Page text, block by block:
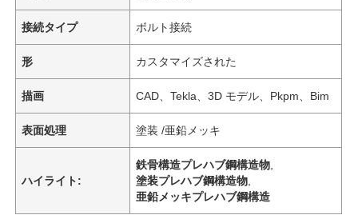
接続タイプ ボルト接続
形 カスタマイズされた
描画 CAD、Tekla、3D モデル、Pkpm、Bim
表面処理 塗装 /亜鉛メッキ
ハイライト:
鉄骨構造プレハブ鋼構造物
塗装プレハブ鋼構造物
亜鉛メッキプレハブ鋼構造